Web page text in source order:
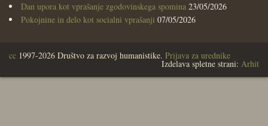
Dan upora kot vprašanje zgodovinskega spomina 23/05/2026
Pokojnine in delo kot socialni vprašanji 07/05/2026
cc 1997-2026 Društvo za razvoj humanistike. Prijava za urednike
Izdelava spletne strani: Arhit